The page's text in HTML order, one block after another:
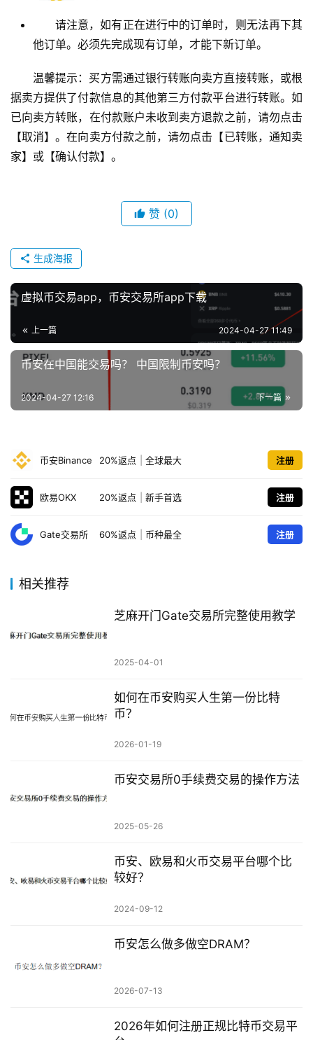
请注意，如有正在进行中的订单时，则无法再下其
他订单。必须先完成现有订单，才能下新订单。
温馨提示：买方需通过银行转账向卖方直接转账，或根
据卖方提供了付款信息的其他第三方付款平台进行转账。如
已向卖方转账，在付款账户未收到卖方退款之前，请勿点击
【取消】。在向卖方付款之前，请勿点击【已转账，通知卖
家】或【确认付款】。
赞 (0)
生成海报
虚拟币交易app，币安交易所app下载
上一篇 2024-04-27 11:49
币安在中国能交易吗？ 中国限制币安吗？
下一篇
2024-04-27 12:16
币安Binance 20%返点 全球最大 注册
欧易OKX 20%返点 新手首选 注册
Gate交易所 60%返点 币种最全 注册
相关推荐
芝麻开门Gate交易所完整使用教学
2025-04-01
如何在币安购买人生第一份比特
币？
2026-01-19
币安交易所0手续费交易的操作方法
2025-05-26
币安、欧易和火币交易平台哪个比
较好？
2024-09-12
币安怎么做多做空DRAM？
2026-07-13
2026年如何注册正规比特币交易平